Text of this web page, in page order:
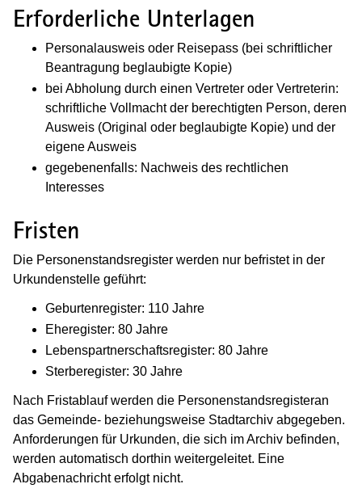
Erforderliche Unterlagen
Personalausweis oder Reisepass (bei schriftlicher
Beantragung beglaubigte Kopie)
bei Abholung durch einen Vertreter oder Vertreterin:
schriftliche Vollmacht der berechtigten Person, deren
Ausweis (Original oder beglaubigte Kopie) und der
eigene Ausweis
gegebenenfalls: Nachweis des rechtlichen
Interesses
Fristen
Die Personenstandsregister werden nur befristet in der
Urkundenstelle geführt:
Geburtenregister: 110 Jahre
Eheregister: 80 Jahre
Lebenspartnerschaftsregister: 80 Jahre
Sterberegister: 30 Jahre
Nach Fristablauf werden die Personenstandsregisteran
das Gemeinde- beziehungsweise Stadtarchiv abgegeben.
Anforderungen für Urkunden, die sich im Archiv befinden,
werden automatisch dorthin weitergeleitet. Eine
Abgabenachricht erfolgt nicht.